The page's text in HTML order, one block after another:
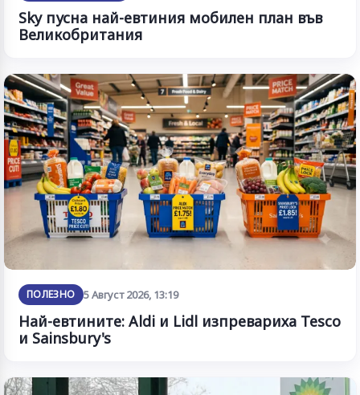
Sky пусна най-евтиния мобилен план във
Великобритания
ПОЛЕЗНО 5 Август 2026, 13:19
Най-евтините: Aldi и Lidl изпревариха Tesco
и Sainsbury's